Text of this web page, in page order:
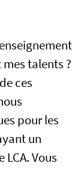
talents ?
ces
pour les
un
Vous